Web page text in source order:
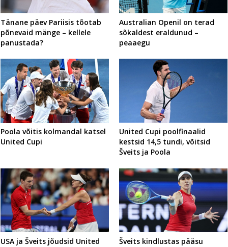
Tänane päev Pariisis tõotab
põnevaid mänge – kellele
panustada?
Australian Openil on terad
sõkaldest eraldunud –
peaaegu
Poola võitis kolmandal katsel
United Cupi
United Cupi poolfinaalid
kestsid 14,5 tundi, võitsid
Šveits ja Poola
USA ja Šveits jõudsid United
Šveits kindlustas pääsu